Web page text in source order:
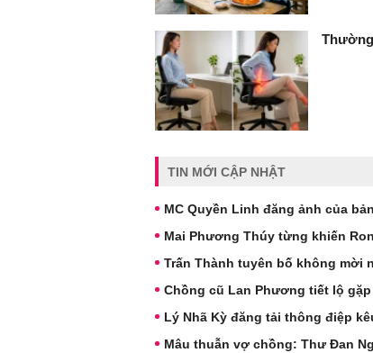
TIN MỚI CẬP NHẬT
MC Quyền Linh đăng ảnh của
Mai Phương Thúy từng khiến
Trấn Thành tuyên bố không mời
Chồng cũ Lan Phương tiết lộ
Lý Nhã Kỳ đăng tải thông điệp
Mâu thuẫn vợ chồng: Thư Đan